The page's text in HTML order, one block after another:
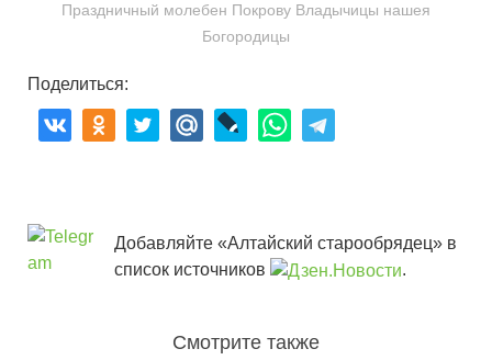
Праздничный молебен Покрову Владычицы нашея
Богородицы
Поделиться:
Добавляйте «Алтайский старообрядец» в
список источников
.
Смотрите также